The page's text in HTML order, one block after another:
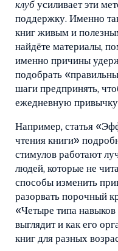
клуб усиливает эти
поддержку. Именно
книг живым и
найдёте материалы,
именно причины
подобрать
шаги предпринять,
ежедневную
Например, статья
чтения книги»
стимулов работают
людей, которые не
способы изменить
разорвать порочный
«Четыре типа
выглядит и как его
книг для разных